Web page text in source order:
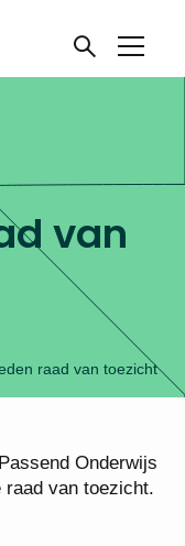
van
raad van toezicht
voor de raad